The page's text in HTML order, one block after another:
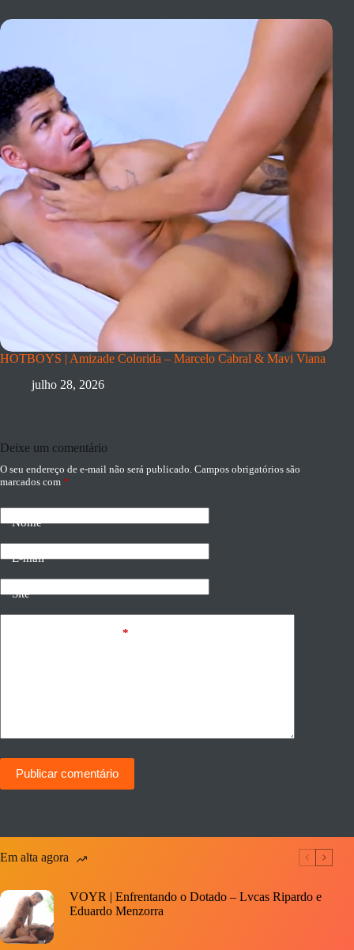
HOTBOYS | Amizade Colorida – Marcelo Cabral & Mavi Viana
julho 28, 2026
Deixe um comentário
O seu endereço de e-mail não será publicado. Campos obrigatórios são
marcados com *
Nome
E-mail
Site
*
Publicar comentário
Em alta agora
VOYR | Enfrentando o Dotado – Lvcas Ripardo e
Eduardo Menzorra